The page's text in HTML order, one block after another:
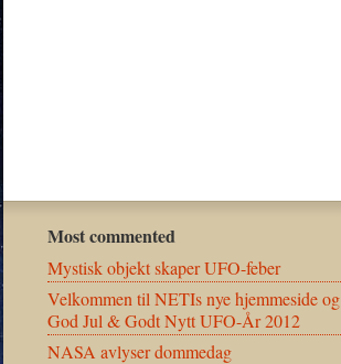
Most commented
Mystisk objekt skaper UFO-feber
Velkommen til NETIs nye hjemmeside og
God Jul & Godt Nytt UFO-År 2012
NASA avlyser dommedag